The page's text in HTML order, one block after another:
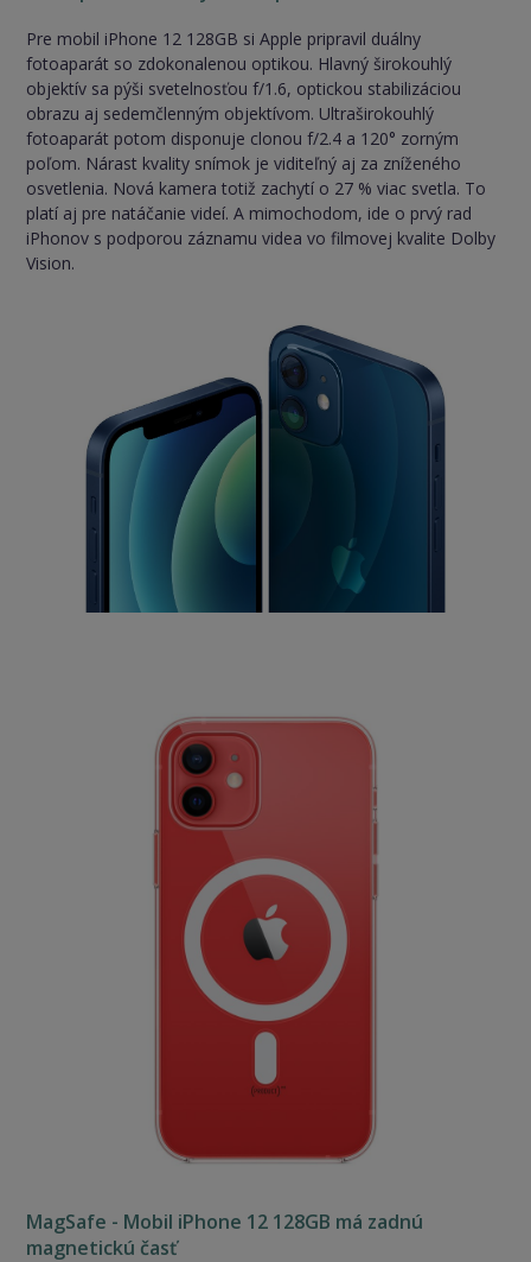
Pre mobil iPhone 12 128GB si Apple pripravil duálny
fotoaparát so zdokonalenou optikou. Hlavný širokouhlý
objektív sa pýši svetelnosťou f/1.6, optickou stabilizáciou
obrazu aj sedemčlenným objektívom. Ultraširokouhlý
fotoaparát potom disponuje clonou f/2.4 a 120° zorným
poľom. Nárast kvality snímok je viditeľný aj za zníženého
osvetlenia. Nová kamera totiž zachytí o 27 % viac svetla. To
platí aj pre natáčanie videí. A mimochodom, ide o prvý rad
iPhonov s podporou záznamu videa vo filmovej kvalite Dolby
Vision.
MagSafe - Mobil iPhone 12 128GB má zadnú
magnetickú časť